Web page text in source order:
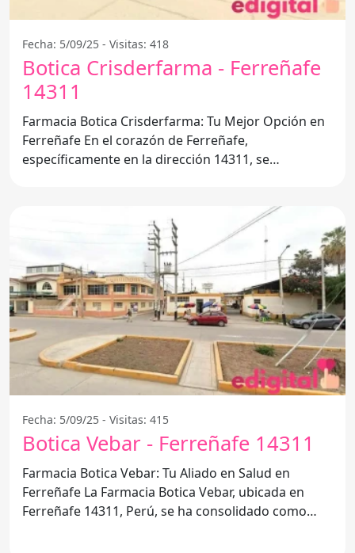
Fecha: 5/09/25 - Visitas: 418
Botica Crisderfarma - Ferreñafe
14311
Farmacia Botica Crisderfarma: Tu Mejor Opción en
Ferreñafe En el corazón de Ferreñafe,
específicamente en la dirección 14311, se
Fecha: 5/09/25 - Visitas: 415
Botica Vebar - Ferreñafe 14311
Farmacia Botica Vebar: Tu Aliado en Salud en
Ferreñafe La Farmacia Botica Vebar, ubicada en
Ferreñafe 14311, Perú, se ha consolidado como